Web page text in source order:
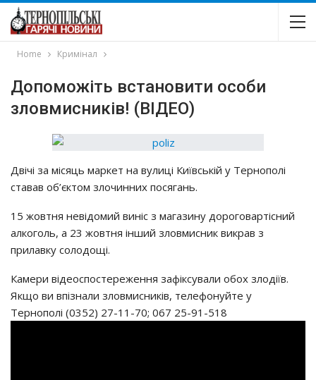
Home Кримінал
Допоможіть встановити особи
зловмисників! (ВІДЕО)
Двічі за місяць маркет на вулиці Київській у Тернополі
ставав об’єктом злочинних посягань.
15 жовтня невідомий виніс з магазину дороговартісний
алкоголь, а 23 жовтня інший зловмисник викрав з
прилавку солодощі.
Камери відеоспостереження зафіксували обох злодіїв.
Якщо ви впізнали зловмисників, телефонуйте у
Тернополі (0352) 27-11-70; 067 25-91-518